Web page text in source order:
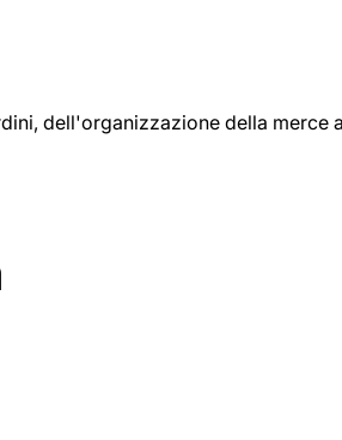
dell'organizzazione della merce